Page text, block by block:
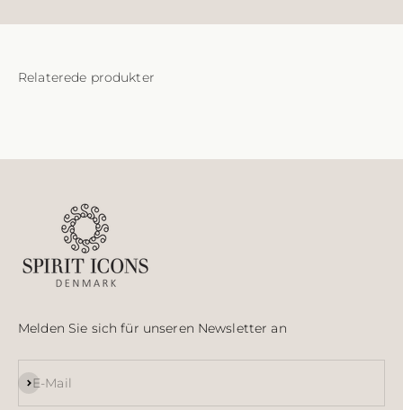
Melden Sie sich für unseren Newsletter an
E-Mail
Abonnieren